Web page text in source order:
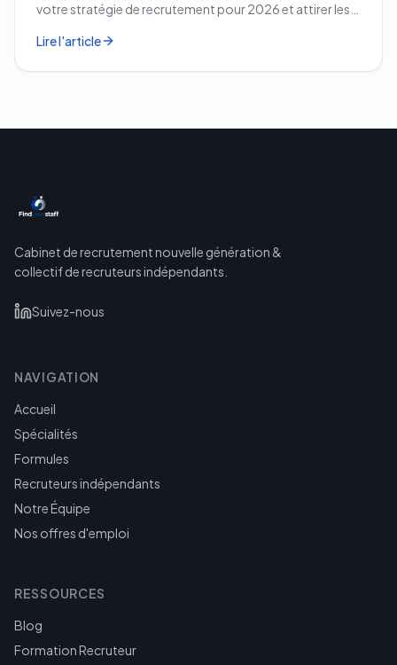
votre stratégie de recrutement pour 2026 et attirer les
Lire l'article
Cabinet de recrutement nouvelle génération &
collectif de recruteurs indépendants.
Suivez-nous
NAVIGATION
Accueil
Spécialités
Formules
Recruteurs indépendants
Notre Équipe
Nos offres d'emploi
RESSOURCES
Blog
Formation Recruteur